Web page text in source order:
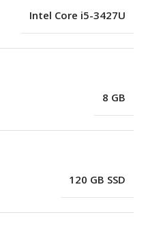
Intel Core i5-3427U
8 GB
120 GB SSD